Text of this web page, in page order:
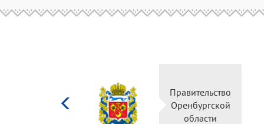
культуры
Российской
Правительство
Оренбургской
области